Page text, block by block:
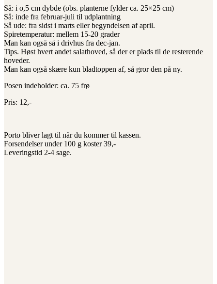
Så: i o,5 cm dybde (obs. planterne fylder ca. 25×25 cm)
Så: inde fra februar-juli til udplantning
Så ude: fra sidst i marts eller begyndelsen af april.
Spiretemperatur: mellem 15-20 grader
Man kan også så i drivhus fra dec-jan.
Tips. Høst hvert andet salathoved, så der er plads til de resterende
hoveder.
Man kan også skære kun bladtoppen af, så gror den på ny.
Posen indeholder: ca. 75 frø
Pris: 12,-
Porto bliver lagt til når du kommer til kassen.
Forsendelser under 100 g koster 39,-
Leveringstid 2-4 sage.